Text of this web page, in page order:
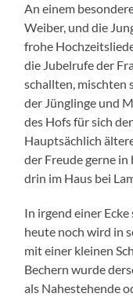
An einem
Weiber, und die
frohe
die Jubelrufe der
schallten, mischten
der Jünglinge und
des Hofs für sich
Hauptsächlich
der Freude gerne
drin im Haus bei
In irgend einer
heute noch wird in
mit einer kleinen
Bechern wurde
als Nahestehende